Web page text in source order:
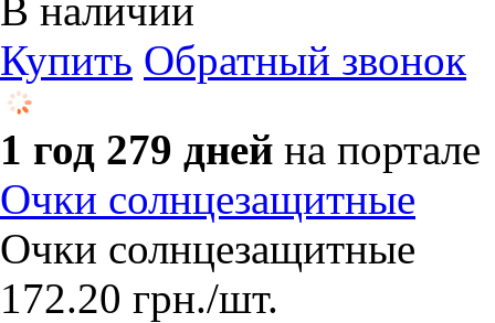
В наличии
Купить Обратный звонок
1 год 279 дней на портале
Очки солнцезащитные
Очки солнцезащитные
172.20 грн./шт.